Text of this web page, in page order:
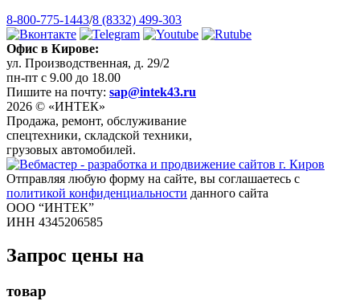
8-800-775-1443/8 (8332) 499-303
Офис в Кирове:
ул. Производственная, д. 29/2
пн-пт с 9.00 до 18.00
Пишите на почту: sap@intek43.ru
2026 © «ИНТЕК»
Продажа, ремонт, обслуживание
спецтехники, складской техники,
грузовых автомобилей.
Отправляя любую форму на сайте, вы соглашаетесь с
политикой конфиденциальности данного сайта
ООО “ИНТЕК”
ИНН 4345206585
Запрос цены на
товар